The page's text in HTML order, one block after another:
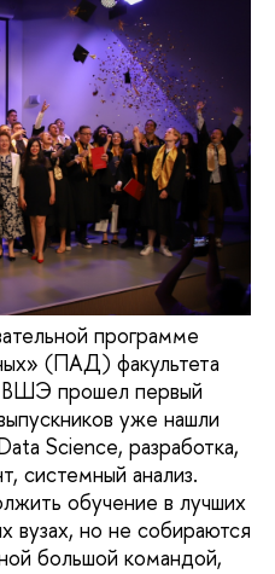
программе
(ПАД) факультета
прошел первый
уже нашли
Science, разработка,
системный анализ.
обучение в лучших
вузах, но не собираются
большой командой,